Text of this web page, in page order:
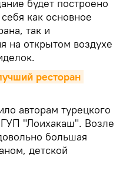
будет построено
как основное
так и
на открытом воздухе
ресторан
авторам турецкого
"Лоихакаш". Возле
большая
детской